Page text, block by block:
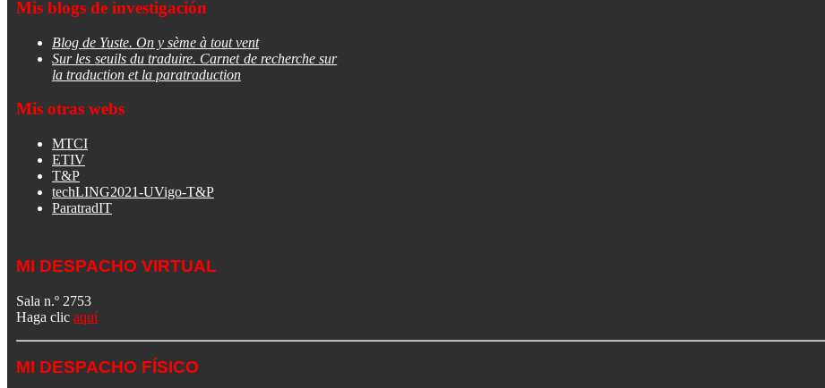
Mis blogs de investigación
Blog de Yuste. On y sème à tout vent
Sur les seuils du traduire. Carnet de recherche sur
la traduction et la paratraduction
Mis otras webs
MTCI
ETIV
T&P
techLING2021-UVigo-T&P
ParatradIT
MI DESPACHO VIRTUAL
Sala n.º 2753
Haga clic aquí
MI DESPACHO FÍSICO